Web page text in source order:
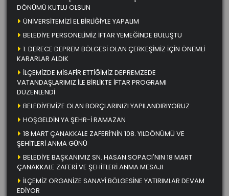
DÖNÜMÜ KUTLU OLSUN
ÜNİVERSİTEMİZİ EL BİRLİĞİYLE YAPALIM
BELEDİYE PERSONELİMİZ İFTAR YEMEĞİNDE BULUŞTU
1. DERECE DEPREM BÖLGESİ OLAN ÇERKEŞİMİZ İÇİN ÖNEMLİ
KARARLAR ALDIK
İLÇEMİZDE MİSAFİR ETTİĞİMİZ DEPREMZEDE
VATANDAŞLARIMIZ İLE BİRLİKTE İFTAR PROGRAMI
DÜZENLENDİ
BELEDİYEMİZE OLAN BORÇLARINIZI YAPILANDIRIYORUZ
HOŞGELDİN YA ŞEHR-İ RAMAZAN
18 MART ÇANAKKALE ZAFERİ’NİN 108. YILDÖNÜMÜ VE
ŞEHİTLERİ ANMA GÜNÜ
BELEDİYE BAŞKANIMIZ SN. HASAN SOPACI'NIN 18 MART
ÇANAKKALE ZAFERİ VE ŞEHİTLERİ ANMA MESAJI
İLÇEMİZ ORGANİZE SANAYİ BÖLGESİNE YATIRIMLAR DEVAM
EDİYOR